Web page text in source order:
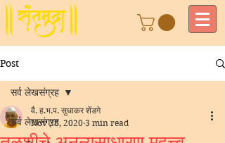
Post
सर्व लेखसंग्रह
सर्व लेखसंग्रह
वै. ह.भ.प. सुधाकर शेंडगे
Nov 28, 2020 3 min read